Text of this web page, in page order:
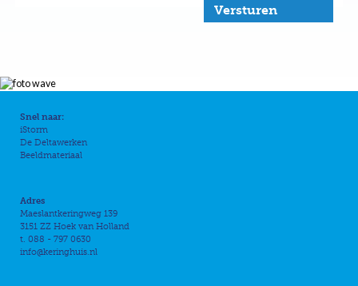
Versturen
Snel naar:
iStorm
De Deltawerken
Beeldmateriaal
Adres
Maeslantkeringweg 139
3151 ZZ Hoek van Holland
t. 088 - 797 0630
info@keringhuis.nl